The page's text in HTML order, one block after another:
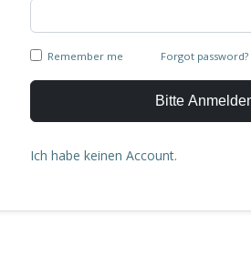
Remember me Forgot password?
Bitte
Ich habe keinen Account.